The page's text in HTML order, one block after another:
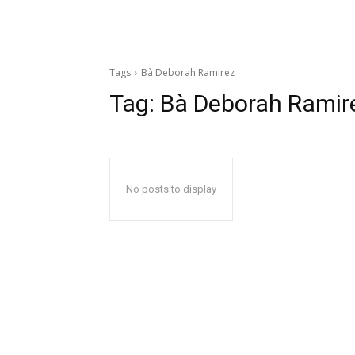
Tags Bà Deborah Ramirez
Tag: Bà Deborah
No posts to display